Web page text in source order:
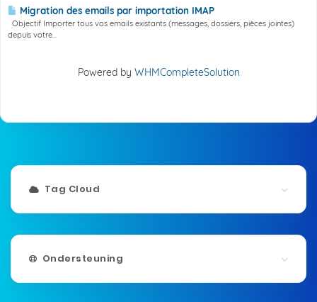
Migration des emails par importation IMAP
Objectif Importer tous vos emails existants (messages, dossiers, pièces jointes)
depuis votre...
Powered by WHMCompleteSolution
Tag Cloud
Ondersteuning